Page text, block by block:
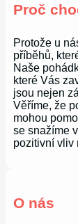
Proč
Protože u
příběhů,
Naše
které Vás
jsou nejen
Věříme, že
mohou
se snažíme
pozitivní vliv
O nás